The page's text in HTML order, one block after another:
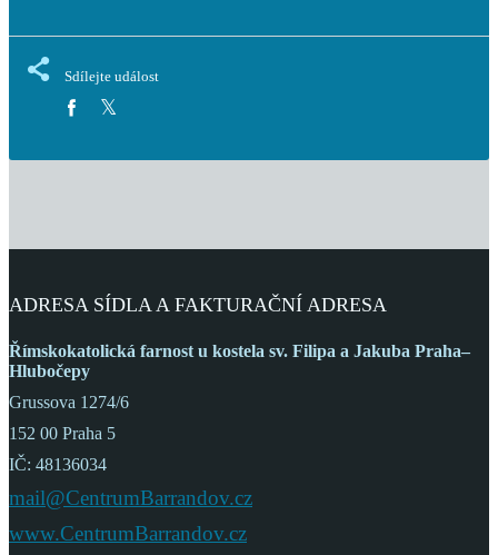
Sdílejte událost
ADRESA SÍDLA A FAKTURAČNÍ ADRESA
Římskokatolická farnost u kostela sv. Filipa a Jakuba Praha–
Hlubočepy
Grussova 1274/6
152 00 Praha 5
IČ: 48136034
mail@CentrumBarrandov.cz
www.CentrumBarrandov.cz